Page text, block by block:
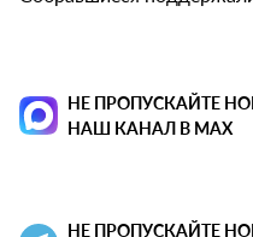
НЕ ПРОПУСКАЙТЕ
НАШ КАНАЛ В MAX
НЕ ПРОПУСКАЙТЕ